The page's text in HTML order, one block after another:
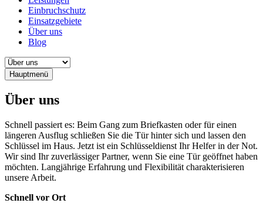
Einbruchschutz
Einsatzgebiete
Über uns
Blog
Hauptmenü
Über uns
Schnell passiert es: Beim Gang zum Briefkasten oder für einen
längeren Ausflug schließen Sie die Tür hinter sich und lassen den
Schlüssel im Haus. Jetzt ist ein Schlüsseldienst Ihr Helfer in der Not.
Wir sind Ihr zuverlässiger Partner, wenn Sie eine Tür geöffnet haben
möchten. Langjährige Erfahrung und Flexibilität charakterisieren
unsere Arbeit.
Schnell vor Ort